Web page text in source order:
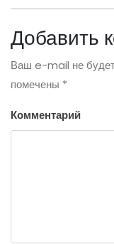
Добавить
Ваш e-mail не будет
помечены *
Комментарий